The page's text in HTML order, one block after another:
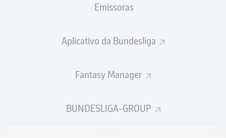
Emissoras
Aplicativo da Bundesliga
Fantasy Manager
BUNDESLIGA-GROUP
Cristian Gamboa
Maximilian WittekTom Krauß Matúš Bero